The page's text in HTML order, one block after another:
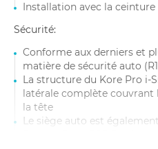
Installation avec la
Sécurité:
Conforme aux derniers et
matière de sécurité auto
La structure du Kore Pro i-
latérale complète couvrant
la tête
Le siège auto est